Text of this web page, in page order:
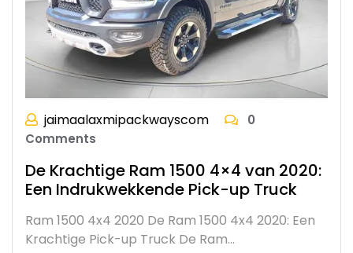
jaimaalaxmipackwayscom
0
Comments
De Krachtige Ram 1500 4×4 van 2020:
Een Indrukwekkende Pick-up Truck
Ram 1500 4x4 2020 De Ram 1500 4x4 2020: Een
Krachtige Pick-up Truck De Ram…